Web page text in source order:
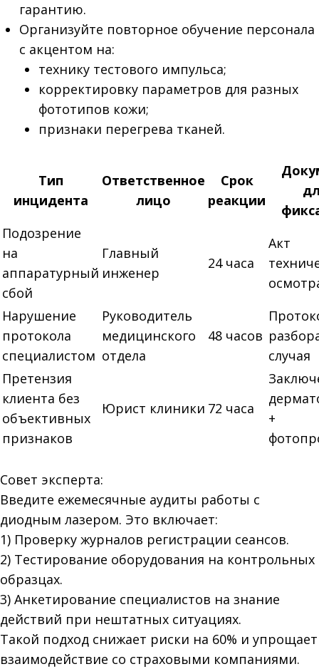
гарантию.
Организуйте повторное обучение персонала
с акцентом на:
технику тестового импульса;
корректировку параметров для разных
фототипов кожи;
признаки перегрева тканей.
Тип
инцидента
Ответственное
лицо
Срок
реакции
Подозрение
на
аппаратурный
сбой
Главный
инженер
24 часа
Акт
Нарушение
протокола
специалистом
Руководитель
медицинского
отдела
48 часов
случая
Претензия
клиента без
объективных
признаков
Юрист клиники 72 часа
+
Совет эксперта:
Введите ежемесячные аудиты работы с
диодным лазером. Это включает:
1) Проверку журналов регистрации сеансов.
2) Тестирование оборудования на контрольных
образцах.
3) Анкетирование специалистов на знание
действий при нештатных ситуациях.
Такой подход снижает риски на 60% и упрощает
взаимодействие со страховыми компаниями.